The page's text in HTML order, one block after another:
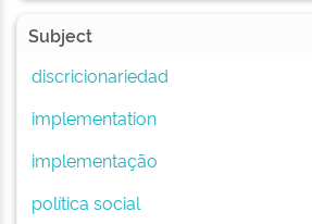
Subject
discricionariedad
implementation
implementação
política social